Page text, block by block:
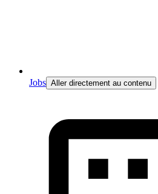
Jobs Aller directement au contenu